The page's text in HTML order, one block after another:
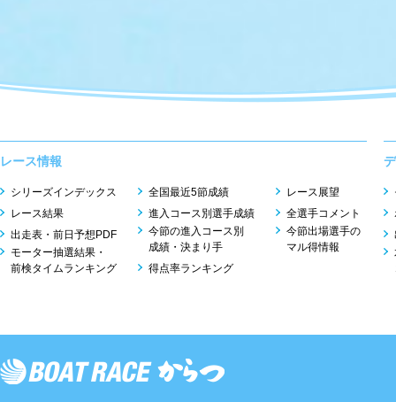
レース情報
シリーズインデックス
レース結果
出走表・前日予想PDF
モーター抽選結果・
前検タイムランキング
全国最近5節成績
進入コース別選手成績
今節の進入コース別
成績・決まり手
得点率ランキング
レース展望
全選手コメント
今節出場選手の
マル得情報